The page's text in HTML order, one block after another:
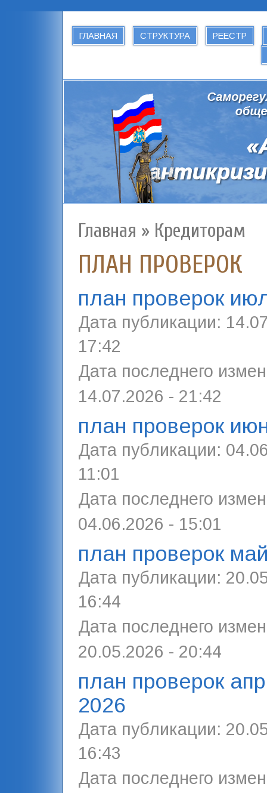
ГЛАВНАЯ СТРУКТУРА РЕЕСТР
Главная » Кредиторам
ПЛАН ПРОВЕРОК
план проверок
Дата публикации:
17:42
Дата последнего
14.07.2026 - 21:42
план проверок
Дата публикации:
11:01
Дата последнего
04.06.2026 - 15:01
план проверок
Дата публикации:
16:44
Дата последнего
20.05.2026 - 20:44
план проверок
2026
Дата публикации:
16:43
Дата последнего